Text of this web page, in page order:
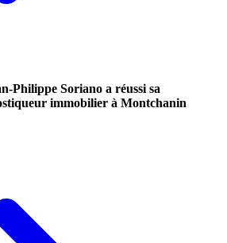
Philippe Soriano a réussi sa
immobilier à Montchanin